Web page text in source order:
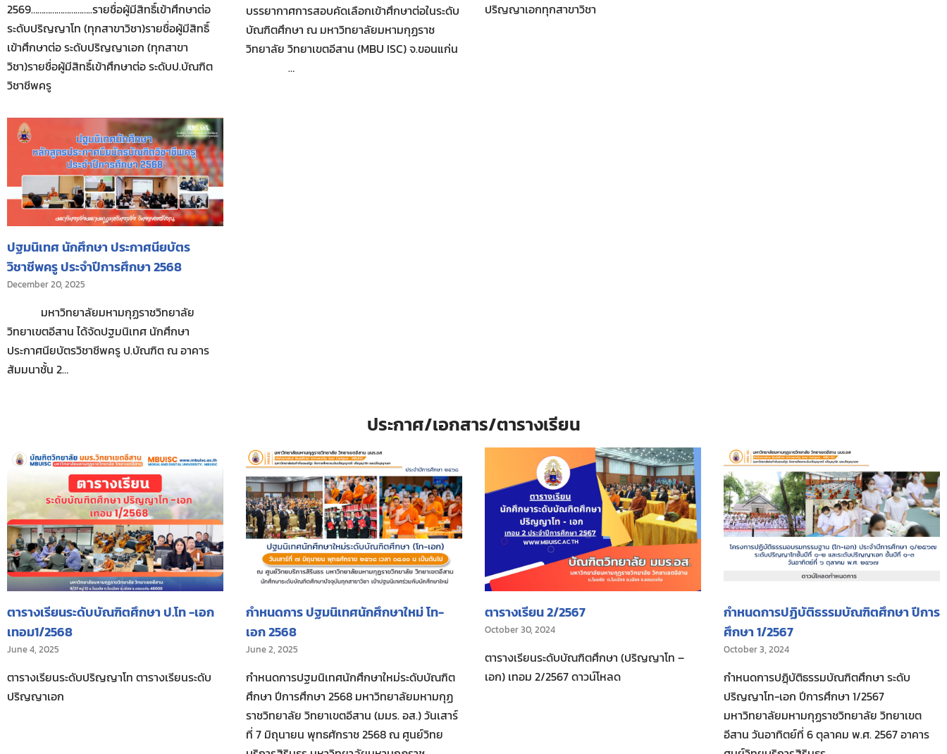
2569………………………..รายชื่อผู้มีสิทธิ์เข้าศึกษาต่อ
ระดับปริญญาโท (ทุกสาขาวิชา)รายชื่อผู้มีสิทธิ์
เข้าศึกษาต่อ ระดับปริญญาเอก (ทุกสาขา
วิชา)รายชื่อผู้มีสิทธิ์เข้าศึกษาต่อ ระดับป.บัณฑิต
วิชาชีพครู
บรรยากาศการสอบคัดเลือกเข้าศึกษาต่อในระดับ
บัณฑิตศึกษา ณ มหาวิทยาลัยมหามกุฏราช
วิทยาลัย วิทยาเขตอีสาน (MBU ISC) จ.ขอนแก่น
…
ปริญญาเอกทุกสาขาวิชา
ปฐมนิเทศ นักศึกษา ประกาศนียบัตร
วิชาชีพครู ประจำปีการศึกษา 2568
December 20, 2025
มหาวิทยาลัยมหามกุฏราชวิทยาลัย
วิทยาเขตอีสาน ได้จัดปฐมนิเทศ นักศึกษา
ประกาศนียบัตรวิชาชีพครู ป.บัณฑิต ณ อาคาร
สัมมนาชั้น 2…
ประกาศ/เอกสาร/ตารางเรียน
ตารางเรียนระดับบัณฑิตศึกษา ป.โท -เอก
เทอม1/2568
June 4, 2025
ตารางเรียนระดับปริญญาโท ตารางเรียนระดับ
ปริญญาเอก
กำหนดการ ปฐมนิเทศนักศึกษาใหม่ โท-
เอก 2568
June 2, 2025
กำหนดการปฐมนิเทศนักศึกษาใหม่ระดับบัณฑิต
ศึกษา ปีการศึกษา 2568 มหาวิทยาลัยมหามกุฏ
ราชวิทยาลัย วิทยาเขตอีสาน (มมร. อส.) วันเสาร์
ที่ 7 มิถุนายน พุทธศักราช 2568 ณ ศูนย์วิทย
ตารางเรียน 2/2567
October 30, 2024
ตารางเรียนระดับบัณฑิตศึกษา (ปริญญาโท –
เอก) เทอม 2/2567 ดาวน์โหลด
กำหนดการปฏิบัติธรรมบัณฑิตศึกษา ปีการ
ศึกษา 1/2567
October 3, 2024
กำหนดการปฏฺิบัติธรรมบัณฑิตศึกษา ระดับ
ปริญญาโท-เอก ปีการศึกษา 1/2567
มหาวิทยาลัยมหามกุฏราชวิทยาลัย วิทยาเขต
อีสาน วันอาทิตย์ที่ 6 ตุลาคม พ.ศ. 2567 อาคาร